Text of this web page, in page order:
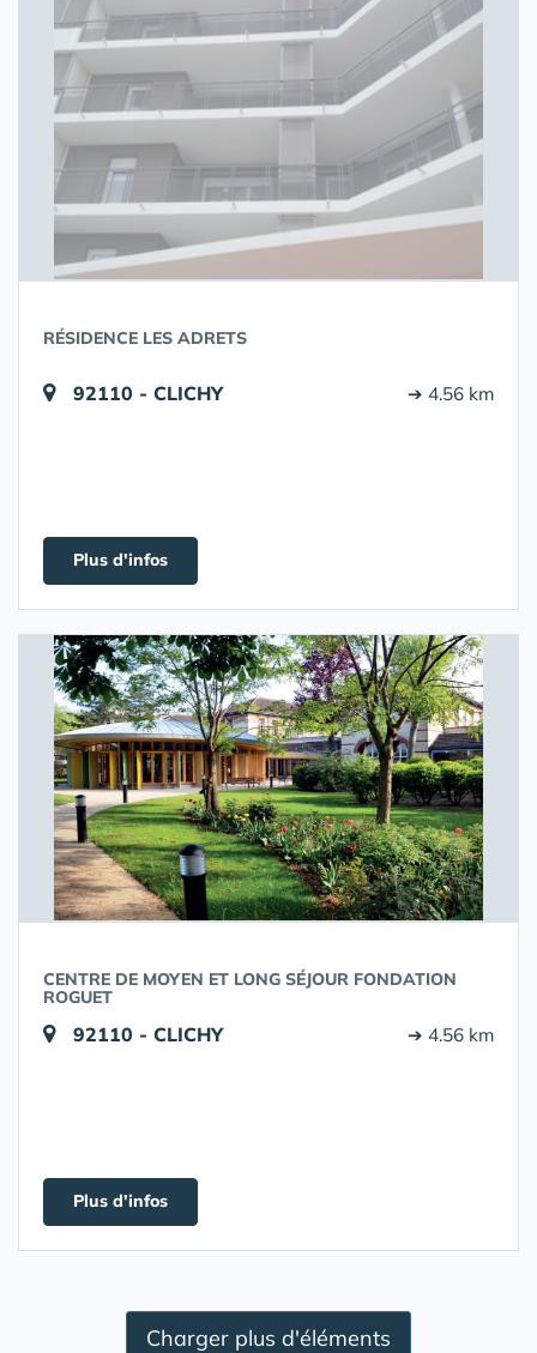
RÉSIDENCE LES ADRETS
92110 - CLICHY ➔ 4.56 km
Plus d'infos
CENTRE DE MOYEN ET LONG SÉJOUR FONDATION
ROGUET
92110 - CLICHY ➔ 4.56 km
Plus d'infos
Charger plus d'éléments